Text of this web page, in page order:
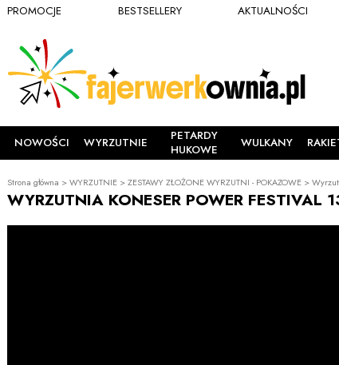
PROMOCJE BESTSELLERY AKTUALNOŚCI
NOWOŚCI WYRZUTNIE
PETARDY
HUKOWE
WULKANY
Strona główna >WYRZUTNIE >ZESTAWY ZŁOŻONE WYRZUTNI - POKAZOWE >
WYRZUTNIA KONESER POWER